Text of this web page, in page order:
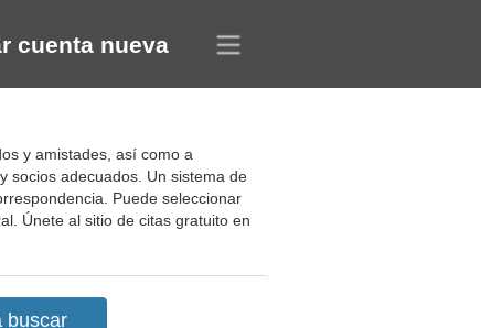
cuenta nueva
y amistades, así como a
socios adecuados. Un sistema de
Puede seleccionar
Únete al sitio de citas gratuito en